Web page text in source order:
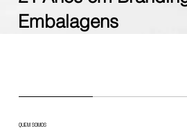
Embalagens
QUEM SOMOS